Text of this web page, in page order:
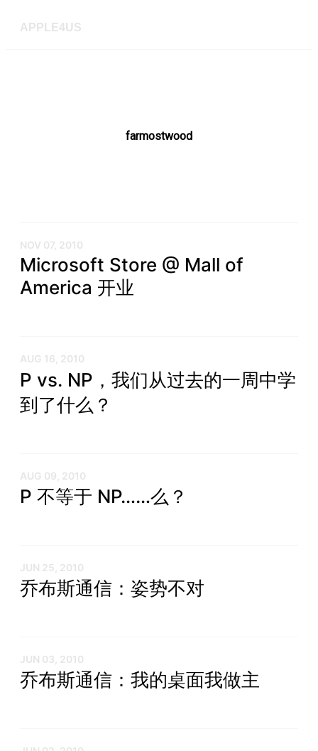
APPLE4US
farmostwood
NOV 07, 2010
Microsoft Store @ Mall of
America 开业
AUG 16, 2010
P vs. NP，我们从过去的一周中学
到了什么？
AUG 09, 2010
P 不等于 NP……么？
JUN 25, 2010
乔布斯通信：姿势不对
JUN 03, 2010
乔布斯通信：我的桌面我做主